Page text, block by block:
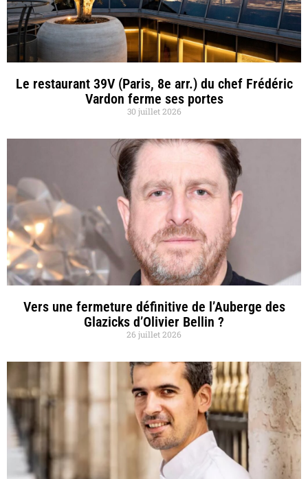
Le restaurant 39V (Paris, 8e arr.) du chef Frédéric
Vardon ferme ses portes
30 juillet 2026
Vers une fermeture définitive de l’Auberge des
Glazicks d’Olivier Bellin ?
26 juillet 2026